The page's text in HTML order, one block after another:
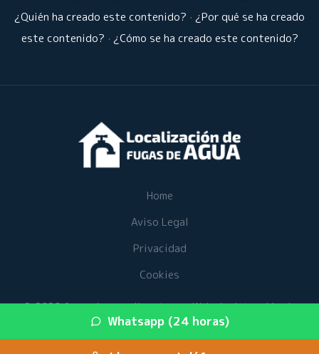
Whatsapp (24 horas)
¿Quién ha creado este contenido? · ¿Por qué se ha creado
este contenido? · ¿Cómo se ha creado este contenido?
Home
Aviso Legal
Privacidad
Cookies
© 2026 fugasdeaguaalicante.es · Web de detección de
fugas de agua en su provincia ·Mapa del sitio